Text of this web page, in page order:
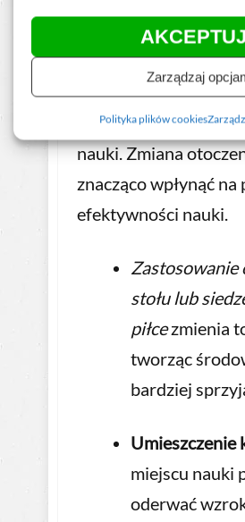
Zarządzaj
Polityka plików cookies
Siedzenie w ławce
uczucie bycia jak
bez możliwości
negatywnie wpływa
nauki. Zmiana
znacząco wpłynąć
efektywności nauki.
Zastosowanie
stołu lub
piłcezmienia
tworząc
bardziej
Umieszczenie
miejscu nauki
oderwać